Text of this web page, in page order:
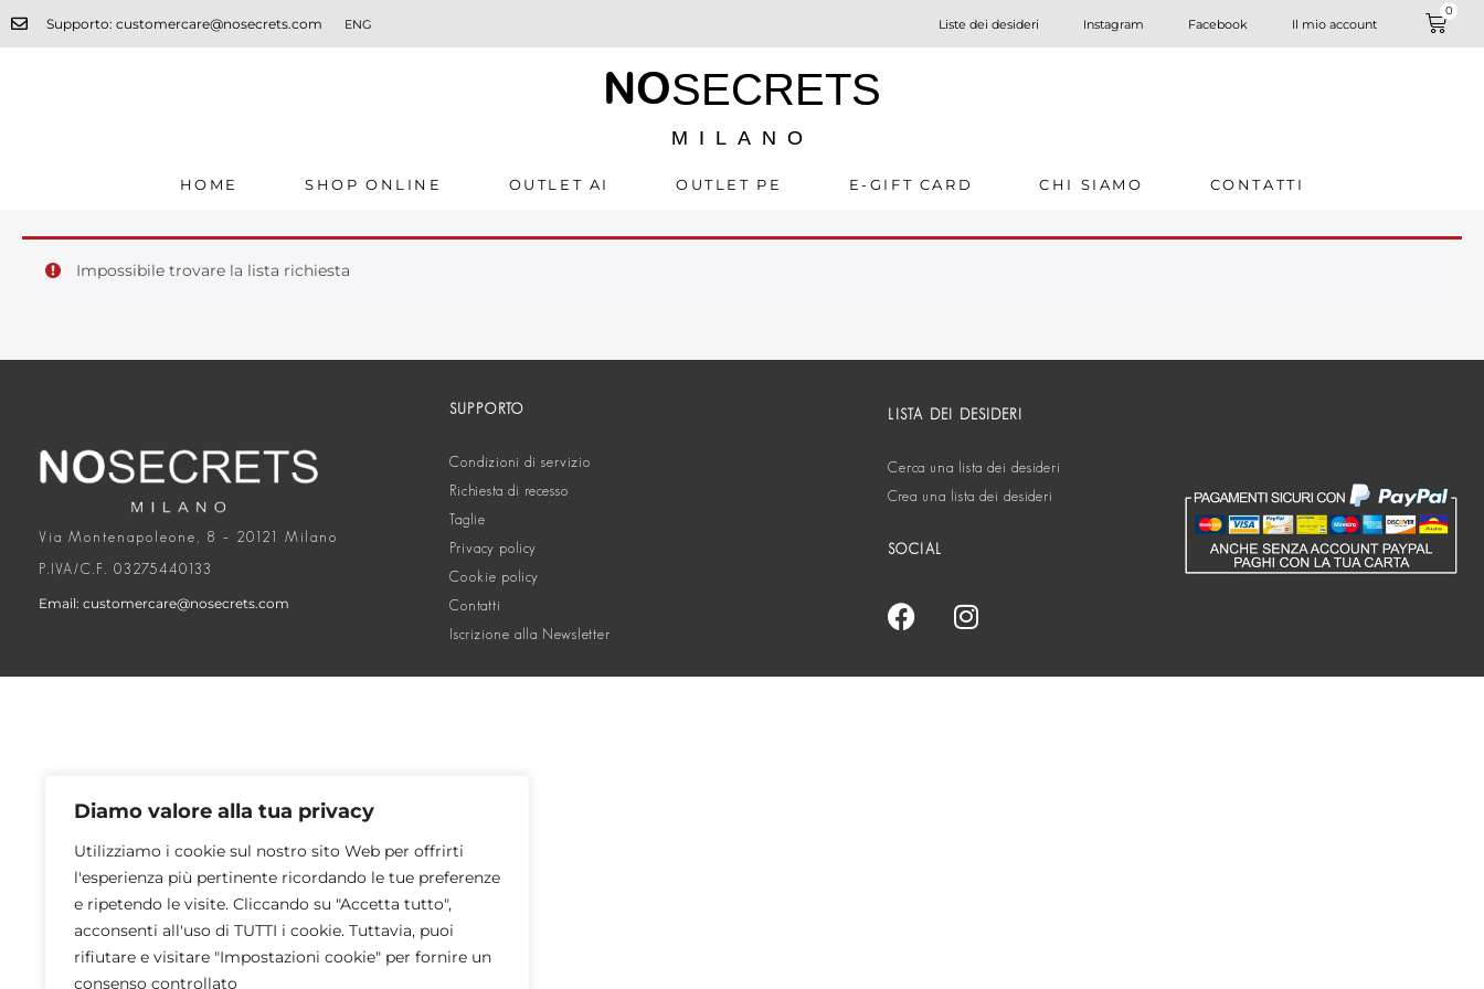
Diamo valore alla tua privacy
Utilizziamo i cookie sul nostro sito Web per offrirti
l'esperienza più pertinente ricordando le tue preferenze
e ripetendo le visite. Cliccando su "Accetta tutto",
acconsenti all'uso di TUTTI i cookie. Tuttavia, puoi
rifiutare e visitare "Impostazioni cookie" per fornire un
consenso controllato
Supporto: customercare@nosecrets.com ENG Liste dei desideri Instagram Facebook Il mio account
0
NOSECRETS
MILANO
HOME SHOP ONLINE OUTLET AI OUTLET PE E-GIFT CARD CHI SIAMO CONTATTI
Impossibile trovare la lista richiesta
Via Montenapoleone, 8 – 20121 Milano
P.IVA/C.F. 03275440133
Email: customercare@nosecrets.com
SUPPORTO
Condizioni di servizio
Richiesta di recesso
Taglie
Privacy policy
Cookie policy
Contatti
Iscrizione alla Newsletter
LISTA DEI DESIDERI
Cerca una lista dei desideri
Crea una lista dei desideri
SOCIAL